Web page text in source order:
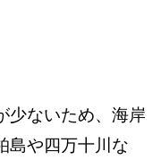
少ないため、海岸
島や四万十川な